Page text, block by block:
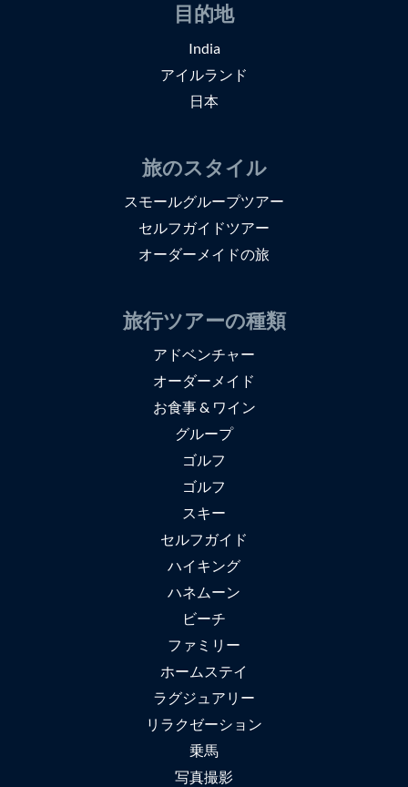
目的地
India
アイルランド
日本
旅のスタイル
スモールグループツアー
セルフガイドツアー
オーダーメイドの旅
旅行ツアーの種類
アドベンチャー
オーダーメイド
お食事 & ワイン
グループ
ゴルフ
ゴルフ
スキー
セルフガイド
ハイキング
ハネムーン
ビーチ
ファミリー
ホームステイ
ラグジュアリー
リラクゼーション
乗馬
写真撮影